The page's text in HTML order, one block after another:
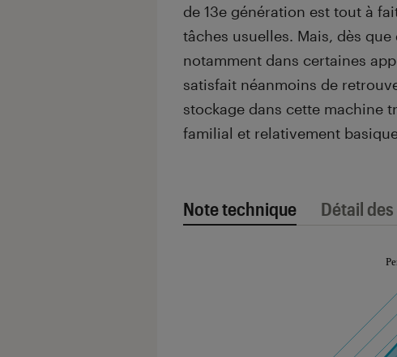
de 13e génération est tout à
tâches usuelles. Mais, dès
notamment dans certaines
satisfait néanmoins de
stockage dans cette machine
familial et relativement
Note technique Détail